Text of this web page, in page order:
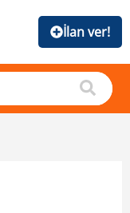
İlan ver!